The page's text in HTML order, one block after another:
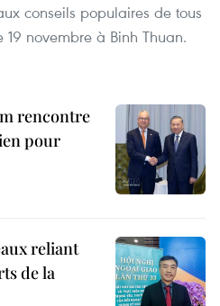
conseils populaires de tous
novembre à Binh Thuan.
rencontre
pour
reliant
de la